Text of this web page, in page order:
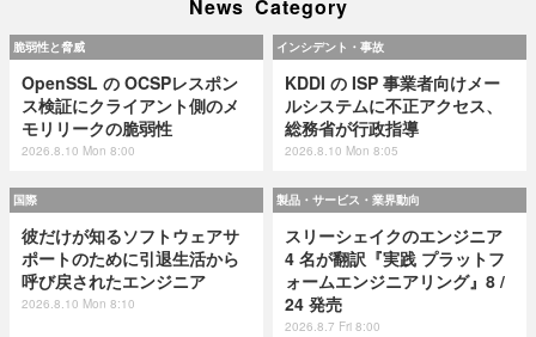
News Category
脆弱性と脅威
OpenSSL の OCSPレスポン
ス検証にクライアント側のメ
モリリークの脆弱性
2026.8.10 Mon 8:00
インシデント・事故
KDDI の ISP 事業者向けメー
ルシステムに不正アクセス、
総務省が行政指導
2026.8.10 Mon 8:05
国際
彼だけが知るソフトウェアサ
ポートのために引退生活から
呼び戻されたエンジニア
2026.8.10 Mon 8:10
製品・サービス・業界動向
スリーシェイクのエンジニア
4 名が翻訳『実践 プラットフ
ォームエンジニアリング』8 /
24 発売
2026.8.7 Fri 8:00